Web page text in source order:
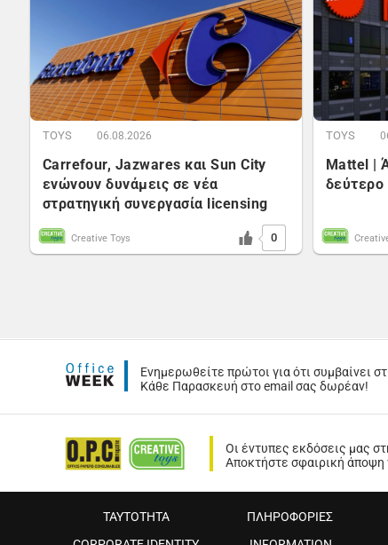
TOYS 06.08.2026
Carrefour, Jazwares και Sun City
ενώνουν δυνάμεις σε νέα
στρατηγική συνεργασία licensing
Creative Toys 0
TOYS
Mattel |
δεύτερο
Ενημερωθείτε πρώτοι για ότι συμβαίνει
Κάθε Παρασκευή στο email σας δωρέαν!
Οι έντυπες εκδόσεις μας
Αποκτήστε σφαιρική άποψη
ΤΑΥΤΟΤΗΤΑ ΠΛΗΡΟΦΟΡΙΕΣ